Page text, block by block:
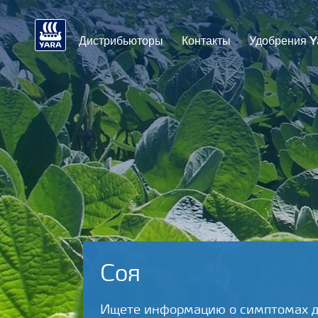
Дистрибьюторы Контакты Удобрения
Соя
Ищете информацию о симптомах